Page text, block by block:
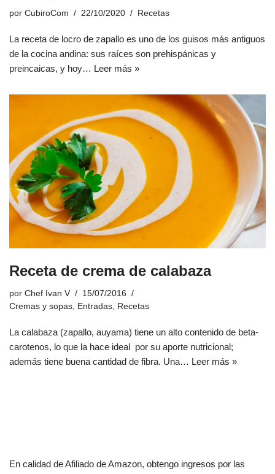
por CubiroCom 22/10/2020 Recetas
La receta de locro de zapallo es uno de los guisos más antiguos
de la cocina andina: sus raíces son prehispánicas y
preincaicas, y hoy… Leer más »
Receta de crema de calabaza
por Chef Ivan V
15/07/2016
Cremas y sopas, Entradas, Recetas
La calabaza (zapallo, auyama) tiene un alto contenido de beta-
carotenos, lo que la hace ideal por su aporte nutricional;
además tiene buena cantidad de fibra. Una… Leer más »
En calidad de Afiliado de Amazon, obtengo ingresos por las